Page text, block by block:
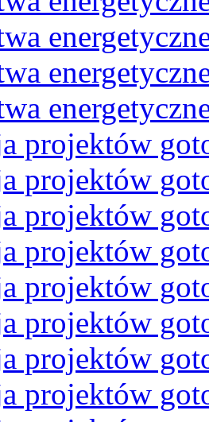
projektów
projektów
projektów
projektów
projektów
projektów
projektów
projektów